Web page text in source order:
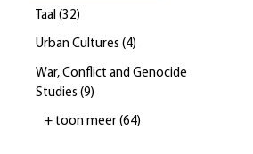
Taal (32)
Urban Cultures (4)
War, Conflict and Genocide
Studies (9)
+ toon meer (64)